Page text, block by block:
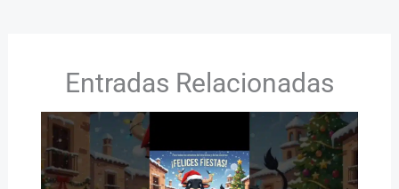
Entradas Relacionadas